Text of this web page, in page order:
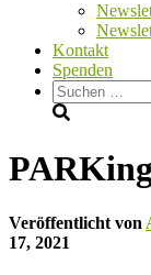
Kontakt
Spenden
Suchen
nach:
Veröffentlicht von
17, 2021